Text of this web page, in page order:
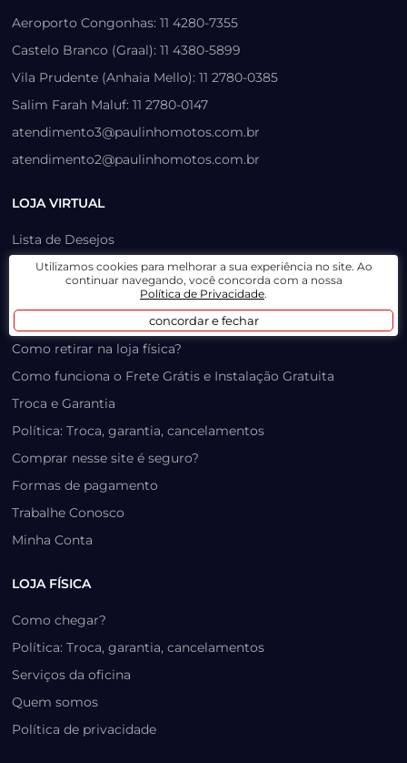
Aeroporto Congonhas: 11 4280-7355
Castelo Branco (Graal): 11 4380-5899
Vila Prudente (Anhaia Mello): 11 2780-0385
Salim Farah Maluf: 11 2780-0147
atendimento3@paulinhomotos.com.br
atendimento2@paulinhomotos.com.br
LOJA VIRTUAL
Lista de Desejos
Prazo, Rastreio e Transporte
Dúvidas Frequentes / Produtos Outlet
Como recuperar sua senha
Como retirar na loja física?
Como funciona o Frete Grátis e Instalação Gratuita
Troca e Garantia
Política: Troca, garantia, cancelamentos
Comprar nesse site é seguro?
Formas de pagamento
Trabalhe Conosco
Minha Conta
LOJA FÍSICA
Como chegar?
Política: Troca, garantia, cancelamentos
Serviços da oficina
Quem somos
Política de privacidade
Utilizamos cookies para melhorar a sua experiência no site. Ao
continuar navegando, você concorda com a nossa
Política de Privacidade.
concordar e fechar